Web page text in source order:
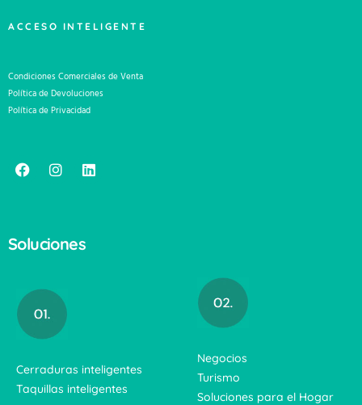
ACCESO INTELIGENTE
Condiciones Comerciales de Venta
Política de Devoluciones
Política de Privacidad
Soluciones
Cerraduras inteligentes
Taquillas inteligentes
Negocios
Turismo
Soluciones para el Hogar